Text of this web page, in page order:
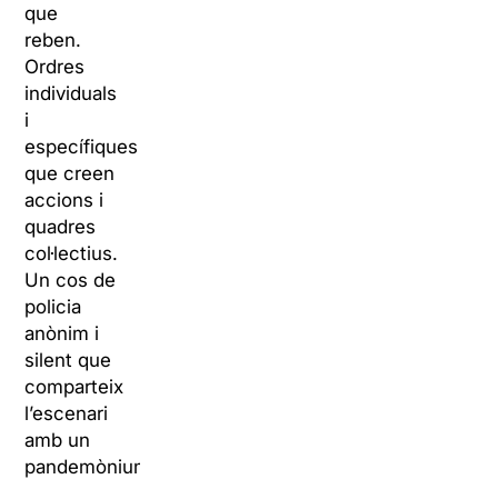
que
reben.
Ordres
individuals
i
específiques
que creen
accions i
quadres
col·lectius.
Un cos de
policia
anònim i
silent que
comparteix
l’escenari
amb un
pandemònium